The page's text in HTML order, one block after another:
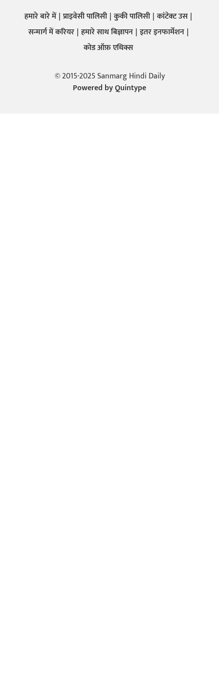
हमारे बारे में प्राइवेसी पालिसी कुकी पालिसी कांटेक्ट उस
सन्मार्ग में करियर हमारे साथ बिज्ञापन इतर इनफार्मेशन
कोड ऑफ़ एथिक्स
© 2015-2025 Sanmarg Hindi Daily
Powered byQuintype